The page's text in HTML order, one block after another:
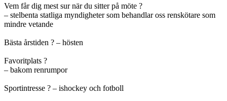
Vem får dig mest sur när du sitter på möte ?
– stelbenta statliga myndigheter som behandlar oss renskötare som
mindre vetande
Bästa årstiden ? – hösten
Favoritplats ?
– bakom renrumpor
Sportintresse ? – ishockey och fotboll